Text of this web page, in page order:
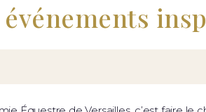
événements